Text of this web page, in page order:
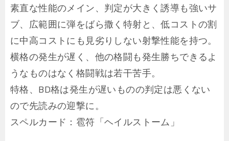
素直な性能のメイン、判定が大きく誘導も強いサ
ブ、広範囲に弾をばら撒く特射と、低コストの割
に中高コストにも見劣りしない射撃性能を持つ。
横格の発生が遅く、他の格闘も発生勝ちできるよ
うなものはなく格闘戦は若干苦手。
特格、BD格は発生が遅いものの判定は悪くない
ので先読みの迎撃に。
スペルカード：雹符「ヘイルストーム」